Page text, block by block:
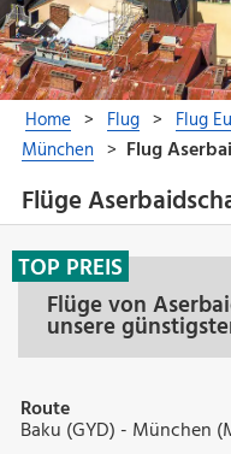
Flüge
Flüge von
unsere
TOP PREIS
Route
Baku (GYD) - München